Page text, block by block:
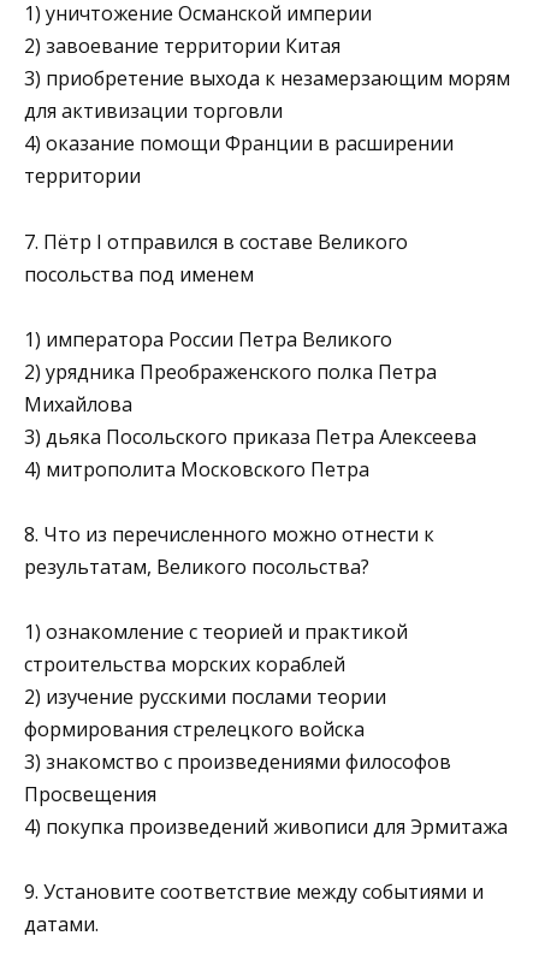
1) уничтожение Османской империи
2) завоевание территории Китая
3) приобретение выхода к незамерзающим морям
для акти­визации торговли
4) оказание помощи Франции в расширении
территории
7. Пётр I отправился в составе Великого
посольства под именем
1) императора России Петра Великого
2) урядника Преображенского полка Петра
Михайлова
3) дьяка Посольского приказа Петра Алексеева
4) митрополита Московского Петра
8. Что из перечисленного можно отнести к
результатам, Великого посольства?
1) ознакомление с теорией и практикой
строительства морских кораблей
2) изучение русскими послами теории
формирования стре­лецкого войска
3) знакомство с произведениями философов
Просвещения
4) покупка произведений живописи для Эрмитажа
9. Установите соответствие между событиями и
датами.